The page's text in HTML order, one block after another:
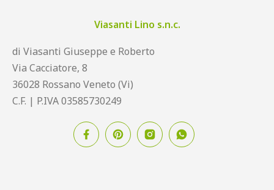
Viasanti Lino s.n.c.
di Viasanti Giuseppe e Roberto
Via Cacciatore, 8
36028 Rossano Veneto (Vi)
C.F. | P.IVA 03585730249